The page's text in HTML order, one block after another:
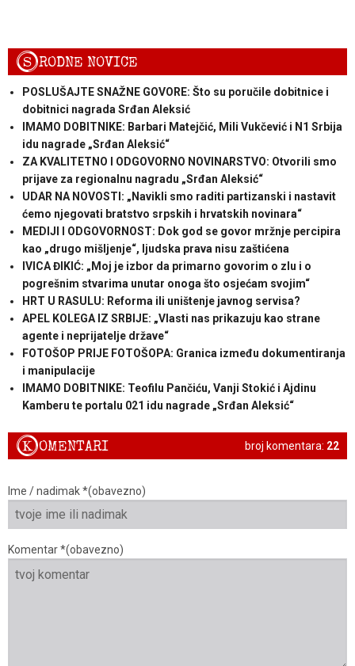
SRODNE NOVICE
POSLUŠAJTE SNAŽNE GOVORE: Što su poručile dobitnice i
dobitnici nagrada Srđan Aleksić
IMAMO DOBITNIKE: Barbari Matejčić, Mili Vukčević i N1 Srbija
idu nagrade „Srđan Aleksić“
ZA KVALITETNO I ODGOVORNO NOVINARSTVO: Otvorili smo
prijave za regionalnu nagradu „Srđan Aleksić“
UDAR NA NOVOSTI: „Navikli smo raditi partizanski i nastavit
ćemo njegovati bratstvo srpskih i hrvatskih novinara“
MEDIJI I ODGOVORNOST: Dok god se govor mržnje percipira
kao „drugo mišljenje“, ljudska prava nisu zaštićena
IVICA ĐIKIĆ: „Moj je izbor da primarno govorim o zlu i o
pogrešnim stvarima unutar onoga što osjećam svojim“
HRT U RASULU: Reforma ili uništenje javnog servisa?
APEL KOLEGA IZ SRBIJE: „Vlasti nas prikazuju kao strane
agente i neprijatelje države“
FOTOŠOP PRIJE FOTOŠOPA: Granica između dokumentiranja
i manipulacije
IMAMO DOBITNIKE: Teofilu Pančiću, Vanji Stokić i Ajdinu
Kamberu te portalu 021 idu nagrade „Srđan Aleksić“
broj komentara: 22
KOMENTARI
Ime / nadimak *(obavezno)
Komentar *(obavezno)